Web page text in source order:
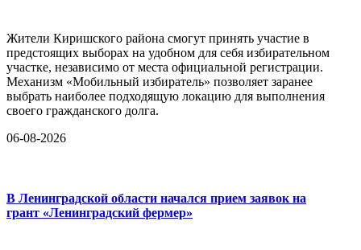
Жители Киришского района смогут принять участие в
предстоящих выборах на удобном для себя избирательном
участке, независимо от места официальной регистрации.
Механизм «Мобильный избиратель» позволяет заранее
выбрать наиболее подходящую локацию для выполнения
своего гражданского долга.
06-08-2026
В Ленинградской области начался прием заявок на
грант «Ленинградский фермер»